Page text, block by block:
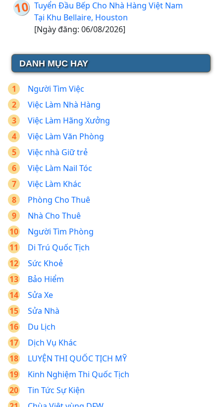
Tuyển Đầu Bếp Cho Nhà Hàng Việt Nam
Tại Khu Bellaire, Houston
[Ngày đăng: 06/08/2026]
DANH MỤC HAY
Người Tìm Việc
Việc Làm Nhà Hàng
Việc Làm Hãng Xưởng
Việc Làm Văn Phòng
Việc nhà Giữ trẻ
Việc Làm Nail Tóc
Việc Làm Khác
Phòng Cho Thuê
Nhà Cho Thuê
Người Tìm Phòng
Di Trú Quốc Tịch
Sức Khoẻ
Bảo Hiểm
Sửa Xe
Sửa Nhà
Du Lịch
Dịch Vụ Khác
LUYỆN THI QUỐC TỊCH MỸ
Kinh Nghiệm Thi Quốc Tịch
Tin Tức Sự Kiện